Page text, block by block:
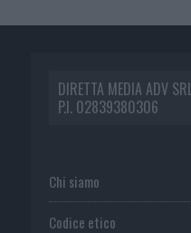
DIRETTA MEDIA ADV SRL
P.I. 02839380306
Chi siamo
Codice etico